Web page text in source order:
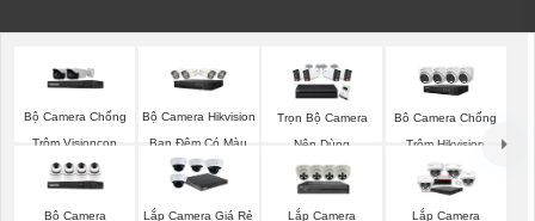
Bộ Camera Chống
Trộm Visioncop
Bộ Camera Hikvision
Ban Đêm Có Màu
Trọn Bộ Camera
Nên Dùng
Bô Camera Chống
Trộm Hikvision
Bộ Camera
Lắp Camera Giá Rẻ
Lắp Camera
Lắp Camera